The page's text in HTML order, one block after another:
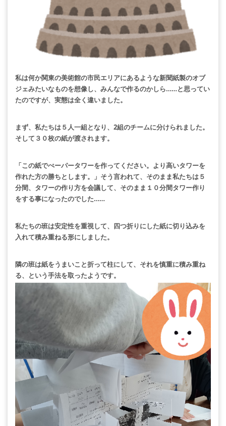
私は何か関東の美術館の市民エリアにあるような新聞紙製のオブ
ジェみたいなものを想像し、みんなで作るのかしら……と思ってい
たのですが、実態は全く違いました。
まず、私たちは５人一組となり、2組のチームに分けられました。
そして３０枚の紙が渡されます。
「この紙でぺーパータワーを作ってください。より高いタワーを
作れた方の勝ちとします。」そう言われて、そのまま私たちは５
分間、タワーの作り方を会議して、そのまま１０分間タワー作り
をする事になったのでした……
私たちの班は安定性を重視して、四つ折りにした紙に切り込みを
入れて積み重ねる形にしました。
隣の班は紙をうまいこと折って柱にして、それを慎重に積み重ね
る、という手法を取ったようです。